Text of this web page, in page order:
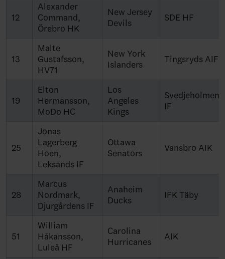
12
Alexander
Command,
Örebro HK
New Jersey
Devils
SDE HF
13
Malte
Gustafsson,
HV71
New York
Islanders
Tingsryds AIF
19
Elton
Hermansson,
MoDo HC
Los
Angeles
Kings
Svedjeholmens
IF
25
Jonas
Lagerberg
Hoen,
Leksands IF
Ottawa
Senators
Vansbro AIK
28
Marcus
Nordmark,
Djurgårdens IF
Anaheim
Ducks
IFK Täby
51
William
Håkansson,
Luleå HF
Carolina
Hurricanes
AIK